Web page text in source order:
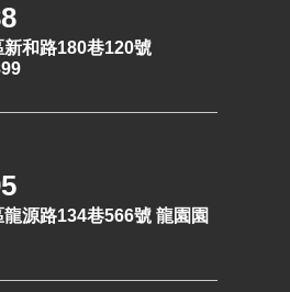
和路180巷120號
源路134巷566號 龍園園